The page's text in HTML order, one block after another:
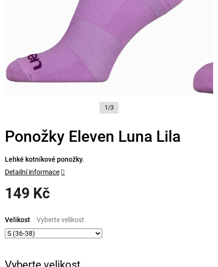
1/3
Ponožky Eleven Luna Lila
149 Kč
cena:
Velikost
Lehké kotníkové ponožky.
Detailní informace